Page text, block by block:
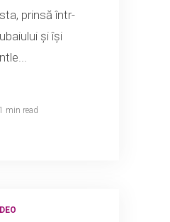
prinsă într-
și își
1 min read